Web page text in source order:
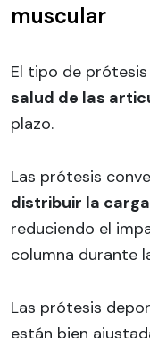
muscular
El tipo de
salud de las
plazo.
Las prótesis
distribuir la
reduciendo el
columna durante
Las prótesis
están bien